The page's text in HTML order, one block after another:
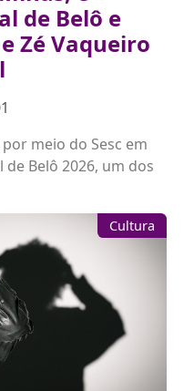
de Belô e
Zé Vaqueiro
meio do Sesc em
Belô 2026, um dos
Cultura